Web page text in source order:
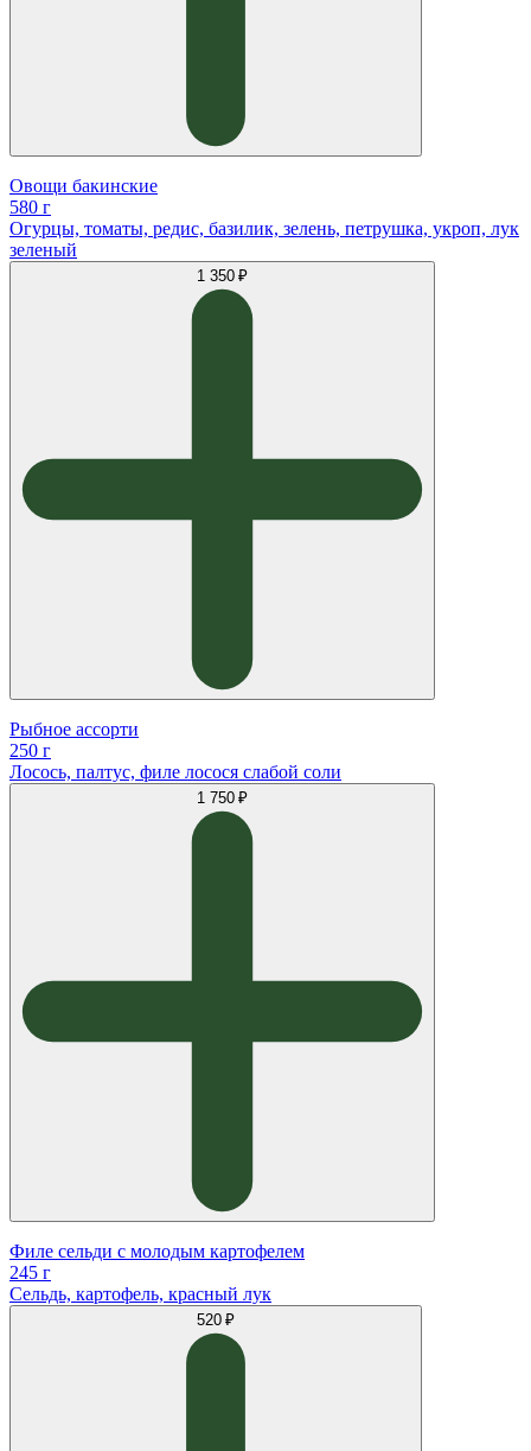
Овощи бакинские
580 г
Огурцы, томаты, редис, базилик, зелень, петрушка, укроп, лук
зеленый
1 350 ₽
Рыбное ассорти
250 г
Лосось, палтус, филе лосося слабой соли
1 750 ₽
Филе сельди с молодым картофелем
245 г
Сельдь, картофель, красный лук
520 ₽